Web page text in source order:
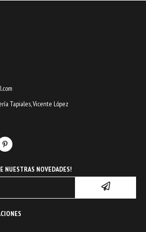
Tapiales, Vicente López
NUESTRAS NOVEDADES!